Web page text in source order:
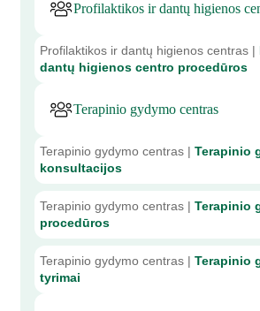
Profilaktikos ir dantų higienos
Profilaktikos ir dantų higienos centras |
dantų higienos centro procedūros
Terapinio gydymo centras
Terapinio gydymo centras | Terapinio
konsultacijos
Terapinio gydymo centras | Terapinio
procedūros
Terapinio gydymo centras | Terapinio
tyrimai